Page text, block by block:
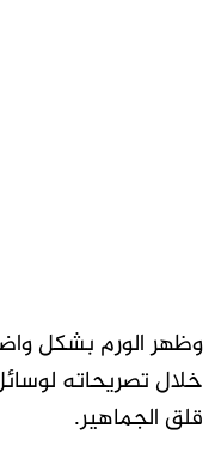
وظهر الورم بشكل
خلال تصريحاته لوسائل
قلق الجماهير.